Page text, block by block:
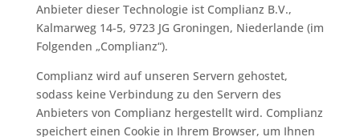
Anbieter dieser Technologie ist Complianz B.V.,
Kalmarweg 14-5, 9723 JG Groningen, Niederlande (im
Folgenden „Complianz“).
Complianz wird auf unseren Servern gehostet,
sodass keine Verbindung zu den Servern des
Anbieters von Complianz hergestellt wird. Complianz
speichert einen Cookie in Ihrem Browser, um Ihnen